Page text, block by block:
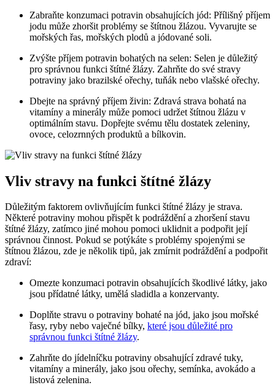
Zabraňte konzumaci potravin obsahujících jód: Přílišný příjem
jodu může zhoršit problémy se štítnou žlázou. Vyvarujte se
mořských řas, mořských plodů a jódované soli.
Zvýšte příjem potravin bohatých na selen: Selen je důležitý
pro správnou funkci štítné žlázy. Zahrňte do své stravy
potraviny jako brazilské ořechy, tuňák nebo vlašské ořechy.
Dbejte na správný příjem živin: Zdravá strava bohatá na
vitamíny a minerály může pomoci udržet štítnou žlázu v
optimálním stavu. Dopřejte svému tělu dostatek zeleniny,
ovoce, celozrnných produktů a bílkovin.
Vliv stravy na funkci štítné žlázy
Důležitým faktorem ovlivňujícím funkci štítné žlázy je strava.
Některé potraviny mohou přispět k podráždění a zhoršení stavu
štítné žlázy, zatímco jiné mohou pomoci uklidnit a podpořit její
správnou činnost. Pokud se potýkáte s problémy spojenými se
štítnou žlázou, zde je několik tipů, jak zmírnit podráždění a podpořit
zdraví:
Omezte konzumaci potravin obsahujících škodlivé látky, jako
jsou přídatné látky, umělá sladidla a konzervanty.
Doplňte stravu o potraviny bohaté na jód, jako jsou mořské
řasy, ryby nebo vaječné bílky, které jsou důležité pro
správnou funkci štítné žlázy.
Zahrňte do jídelníčku potraviny obsahující zdravé tuky,
vitamíny a minerály, jako jsou ořechy, semínka, avokádo a
listová zelenina.